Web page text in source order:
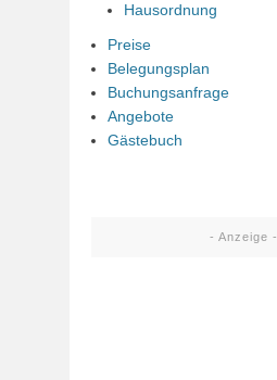
Hausordnung
Preise
Belegungsplan
Buchungsanfrage
Angebote
Gästebuch
- Anzeige -